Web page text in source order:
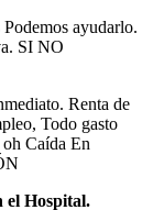
ayudarlo.
SI NO
Renta de
Todo gasto
Caída En
el Hospital.